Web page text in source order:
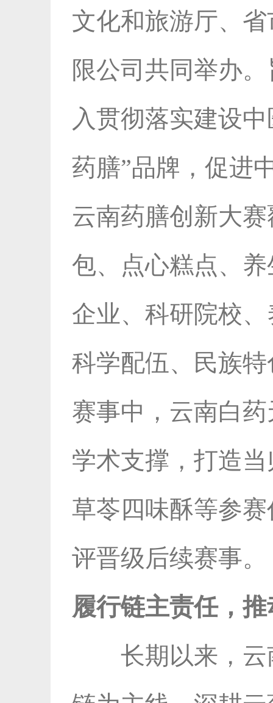
文化和旅游厅、
限公司共同举办
入贯彻落实建设
药膳”品牌，促进
云南药膳创新大
包、点心糕点、
企业、科研院校
科学配伍、民族
赛事中，云南白
学术支撑，打造
草苓四味酥等参
评晋级后续赛事。
履行链主责任，
长期以来，